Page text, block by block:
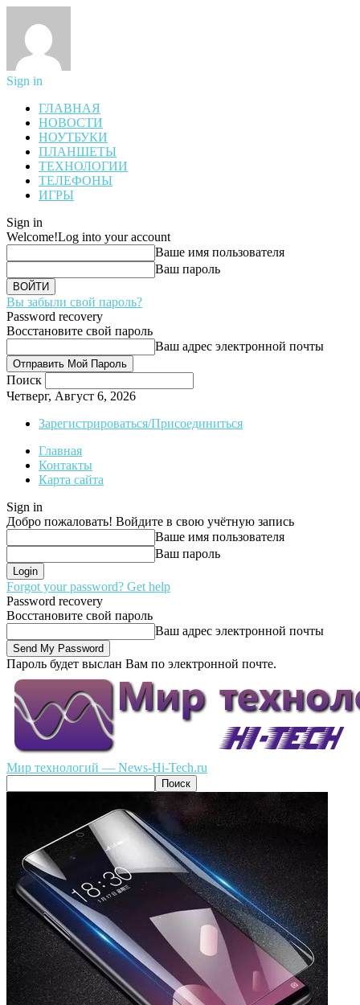
Sign in
ГЛАВНАЯ
НОВОСТИ
НОУТБУКИ
ПЛАНШЕТЫ
ТЕХНОЛОГИИ
ТЕЛЕФОНЫ
ИГРЫ
Sign in
Welcome!Log into your account
Ваше имя пользователя
Ваш пароль
Вы забыли свой пароль?
Password recovery
Восстановите свой пароль
Ваш адрес электронной почты
Поиск
Четверг, Август 6, 2026
Зарегистрироваться/Присоединиться
Главная
Контакты
Карта сайта
Sign in
Добро пожаловать! Войдите в свою учётную запись
Ваше имя пользователя
Ваш пароль
Forgot your password? Get help
Password recovery
Восстановите свой пароль
Ваш адрес электронной почты
Пароль будет выслан Вам по электронной почте.
Мир технологий — News-Hi-Tech.ru